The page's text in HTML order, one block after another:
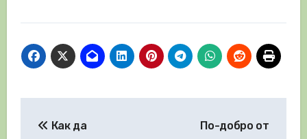
Как да
По-добро от